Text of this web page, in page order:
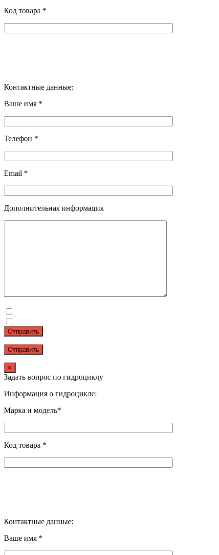
Код товара *
Контактные данные:
Ваше имя *
Телефон *
Email *
Дополнительная информация
Отправить
×
Задать вопрос по гидроциклу
Информация о гидроцикле:
Марка и модель*
Код товара *
Контактные данные:
Ваше имя *